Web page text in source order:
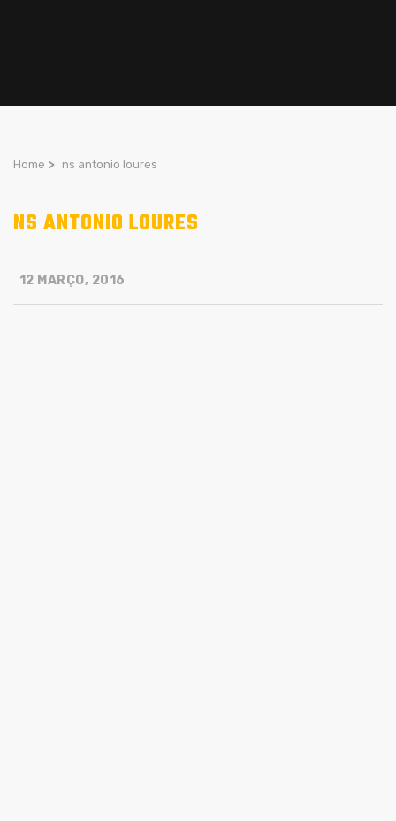
Home > ns antonio loures
NS ANTONIO LOURES
12 MARÇO, 2016